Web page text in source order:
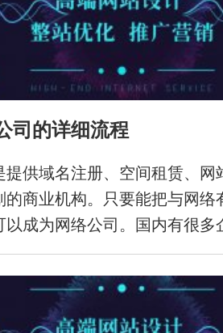
司的详细流程
提供域名注册、空间租赁、网
的商业机构。只要能把与网络
以成为网络公司。国内有很
公司都在开展网站建设业务和
那么小白该如何开一个公司呢
开办一个网络公司；